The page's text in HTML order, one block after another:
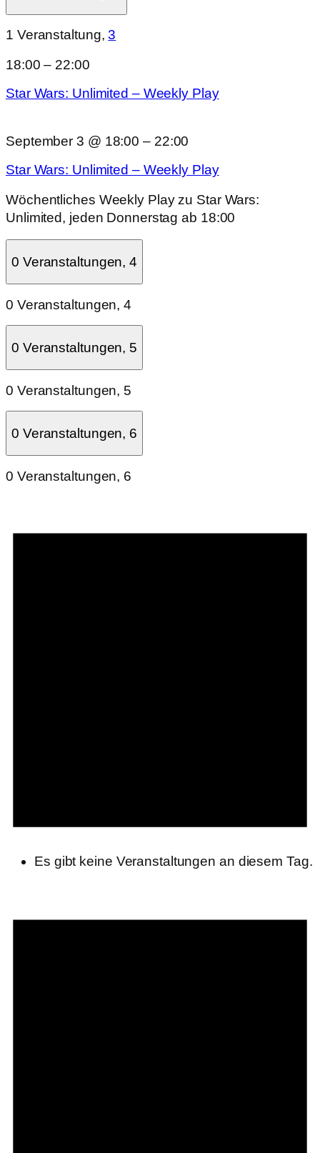
1 Veranstaltung,3
18:00– 22:00
Star Wars: Unlimited – Weekly Play
September 3 @ 18:00 – 22:00
Star Wars: Unlimited – Weekly Play
Wöchentliches Weekly Play zu Star Wars:
Unlimited, jeden Donnerstag ab 18:00
0 Veranstaltungen,4
0 Veranstaltungen,4
0 Veranstaltungen, 5
0 Veranstaltungen, 5
0 Veranstaltungen, 6
0 Veranstaltungen, 6
Es gibt keine Veranstaltungen an diesem Tag.